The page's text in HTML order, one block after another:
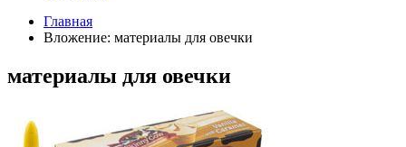
Главная
Вложение: материалы для овечки
материалы для овечки